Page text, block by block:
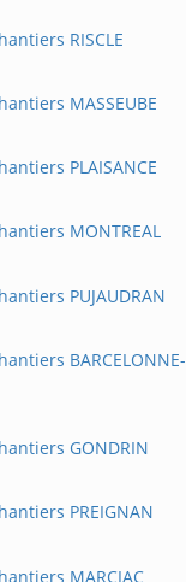
RISCLE
MASSEUBE
PLAISANCE
MONTREAL
PUJAUDRAN
BARCELONNE-
GONDRIN
PREIGNAN
MARCIAC